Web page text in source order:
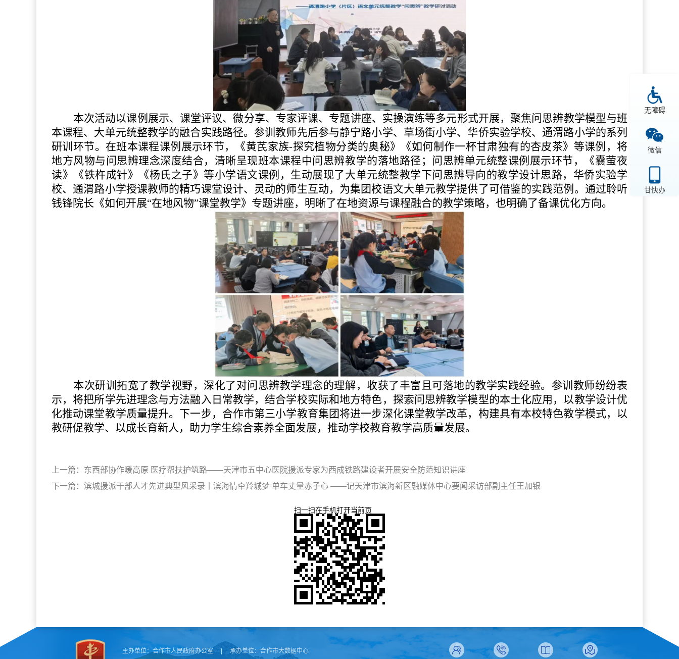
无障碍
微信
甘快办
本次活动以课例展示、课堂评议、微分享、专家评课、专题讲座、实操演练等多元形式开展，聚焦问思辨教学模型与班
本课程、大单元统整教学的融合实践路径。参训教师先后参与静宁路小学、草场街小学、华侨实验学校、通渭路小学的系列
研训环节。在班本课程课例展示环节，《黄芪家族-探究植物分类的奥秘》《如何制作一杯甘肃独有的杏皮茶》等课例，将
地方风物与问思辨理念深度结合，清晰呈现班本课程中问思辨教学的落地路径；问思辨单元统整课例展示环节，《囊萤夜
读》《铁杵成针》《杨氏之子》等小学语文课例，生动展现了大单元统整教学下问思辨导向的教学设计思路，华侨实验学
校、通渭路小学授课教师的精巧课堂设计、灵动的师生互动，为集团校语文大单元教学提供了可借鉴的实践范例。通过聆听
钱锋院长《如何开展“在地风物”课堂教学》专题讲座，明晰了在地资源与课程融合的教学策略，也明确了备课优化方向。
本次研训拓宽了教学视野，深化了对问思辨教学理念的理解，收获了丰富且可落地的教学实践经验。参训教师纷纷表
示，将把所学先进理念与方法融入日常教学，结合学校实际和地方特色，探索问思辨教学模型的本土化应用，以教学设计优
化推动课堂教学质量提升。下一步，合作市第三小学教育集团将进一步深化课堂教学改革，构建具有本校特色教学模式，以
教研促教学、以成长育新人，助力学生综合素养全面发展，推动学校教育教学高质量发展。
上一篇： 东西部协作暖高原 医疗帮扶护筑路——天津市五中心医院援派专家为西成铁路建设者开展安全防范知识讲座
下一篇： 滨城援派干部人才先进典型风采录丨滨海情牵羚城梦 单车丈量赤子心 ——记天津市滨海新区融媒体中心要闻采访部副主任王加银
扫一扫在手机打开当前页
主办单位：合作市人民政府办公室 承办单位： 合作市大数据中心